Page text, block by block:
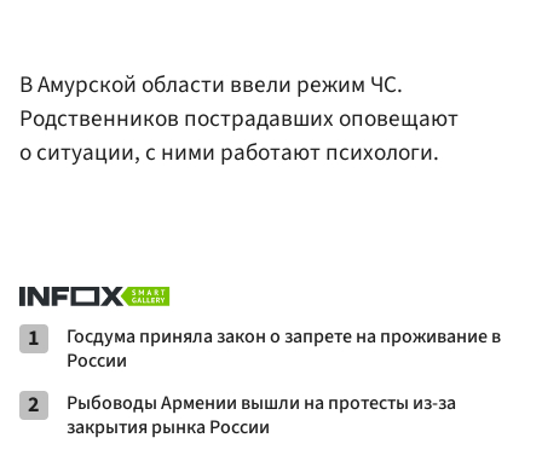
В Амурской области ввели режим ЧС.
Родственников пострадавших оповещают
о ситуации, с ними работают психологи.
1
Госдума приняла закон о запрете на проживание в
России
2
Рыбоводы Армении вышли на протесты из-за
закрытия рынка России